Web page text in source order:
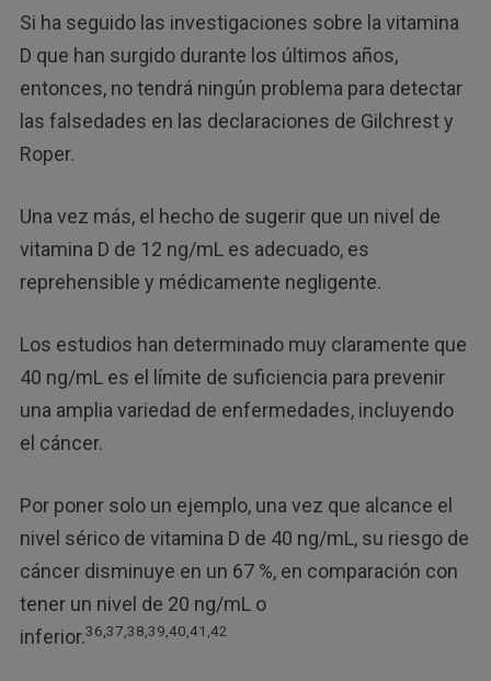
Si ha seguido las investigaciones sobre la vitamina
D que han surgido durante los últimos años,
entonces, no tendrá ningún problema para detectar
las falsedades en las declaraciones de Gilchrest y
Roper.
Una vez más, el hecho de sugerir que un nivel de
vitamina D de 12 ng/mL es adecuado, es
reprehensible y médicamente negligente.
Los estudios han determinado muy claramente que
40 ng/mL es el límite de suficiencia para prevenir
una amplia variedad de enfermedades, incluyendo
el cáncer.
Por poner solo un ejemplo, una vez que alcance el
nivel sérico de vitamina D de 40 ng/mL, su riesgo de
cáncer disminuye en un 67 %, en comparación con
tener un nivel de 20 ng/mL o
inferior.36,37,38,39,40,41,42